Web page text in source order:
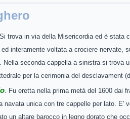
trova in via della Misericordia ed è stata
interamente voltata a crociere nervate,
seconda cappella a sinistra si trova
per la cerimonia del desclavament
. Fu eretta nella prima metà del 1600 dai
navata unica con tre cappelle per lato. E'
un altare barocco in legno dorato che